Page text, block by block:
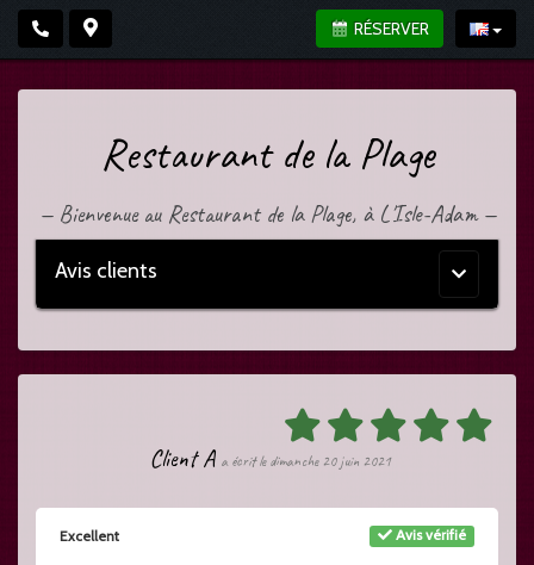
RÉSERVER
Restaurant de la Plage
—Bienvenue au Restaurant de la Plage, à L'Isle-Adam —
Menu
principal
Avis clients
Client A a écrit le dimanche 20 juin 2021
Avis vérifié
Excellent